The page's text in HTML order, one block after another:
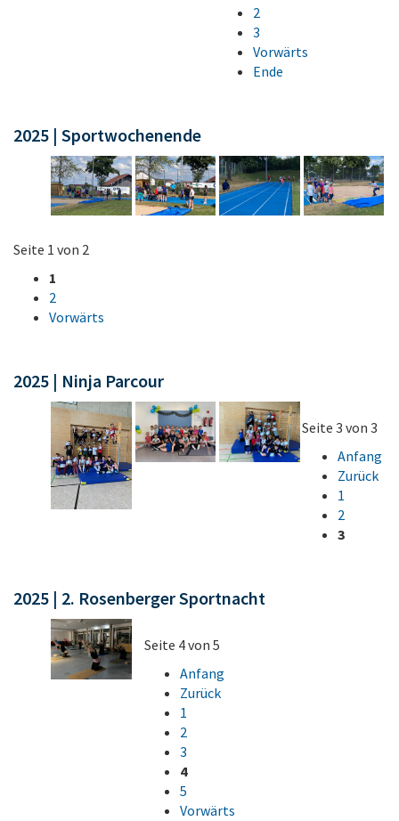
2
3
Vorwärts
Ende
2025 | Sportwochenende
Seite 1 von 2
1
2
Vorwärts
2025 | Ninja Parcour
Seite 3 von 3
Anfang
Zurück
1
2
3
2025 | 2. Rosenberger Sportnacht
Seite 4 von 5
Anfang
Zurück
1
2
3
4
5
Vorwärts